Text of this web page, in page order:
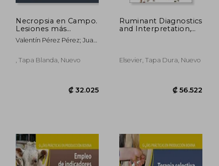
₡ 9.203 ₡
Necropsia en Campo.
Lesiones más
Relevantes (Guías
Prácticas en
Valentín Pérez Pérez; Juan
Julio Benavides Silván
, Tapa Blanda, Nuevo
Ruminant Diagnostics
and Interpretation,
Practice (Volume 39-
Elsevier, Tapa Dura, Nuevo